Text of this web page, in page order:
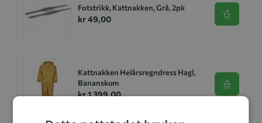
Fotstrikk, Kattnakken, Grå, 2pk
kr 49,00 Se
Kattnakken Helårsregndress Hagl,
Bananskum
kr 1 399,00
Se